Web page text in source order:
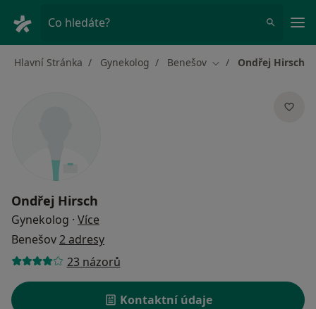
Co hledáte?
Hlavní Stránka Gynekolog Benešov Změna města
Ondřej Hirsch
Ondřej Hirsch
Gynekolog · Více
Benešov2 adresy
23 názorů
Kontaktní údaje